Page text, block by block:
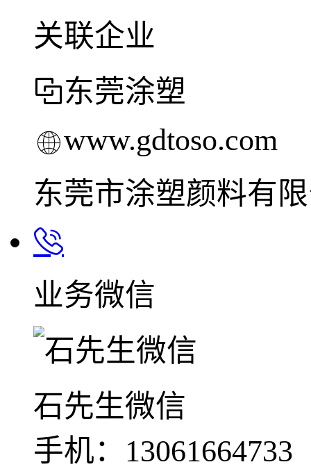
关联企业
东莞涂塑
www.gdtoso.com
东莞市涂塑颜料有
业务微信
石先生微信
手机：13061664733